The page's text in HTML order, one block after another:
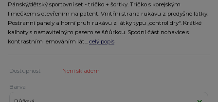
Pánský/dětský sportovní set - tričko + šortky. Tričko s korejským
límečkem s otevřením na patent. Vnitřní strana rukávu z prodyšné látky.
Postranní panely a horní pruh rukávu z látky typu „control dry“. Krátké
kalhoty s nastavitelným pasem se šňůrkou. Spodní část nohavice s
kontrastním lemováním lát... celý popis
Dostupnost Není skladem
Barva